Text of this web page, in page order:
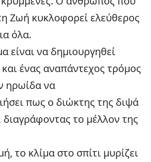
Ζωή κυκλοφορεί ελεύθερος
όλα.
είναι να δημιουργηθεί
ένας αναπάντεχος τρόμος
ηρωίδα να
πως ο διώκτης της διψά
διαγράφοντας το μέλλον της
το κλίμα στο σπίτι μυρίζει